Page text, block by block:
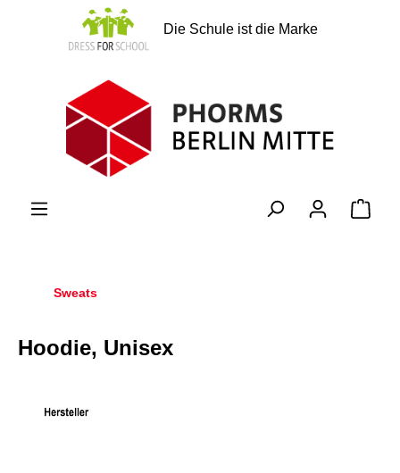
springen
Die Schule ist die Marke
Sweats
Hoodie, Unisex